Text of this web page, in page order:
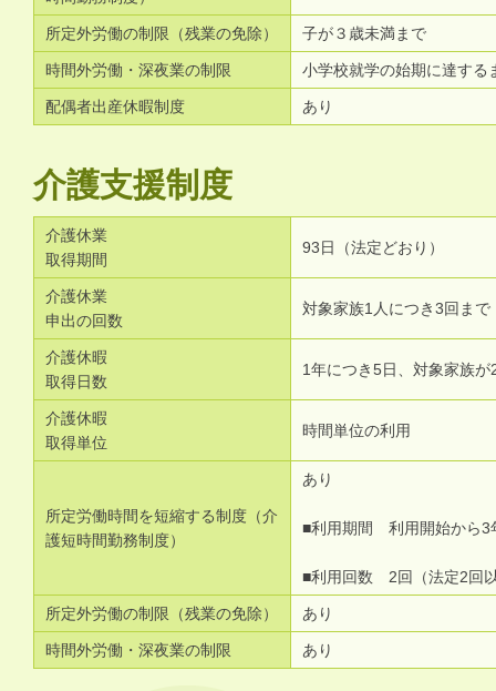
所定外労働の制限（残業の免除） 子が３歳未満まで
時間外労働・深夜業の制限 小学校就学の始期に達する
配偶者出産休暇制度 あり
介護支援制度
介護休業
取得期間
93日（法定どおり）
介護休業
申出の回数
対象家族1人につき3回まで
介護休暇
取得日数
1年につき5日、対象家族
介護休暇
取得単位
時間単位の利用
所定労働時間を短縮する制度（介
護短時間勤務制度）
あり
■利用期間 利用開始から3
■利用回数 2回（法定2回
所定外労働の制限（残業の免除） あり
時間外労働・深夜業の制限 あり